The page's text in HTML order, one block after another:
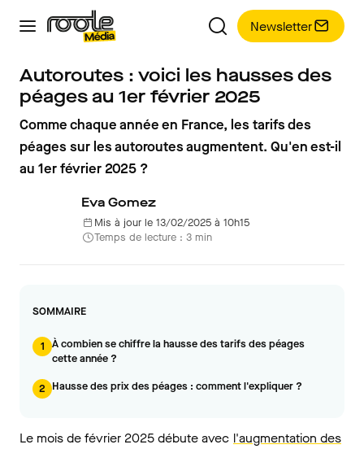
Newsletter
Autoroutes : voici les hausses des
péages au 1er février 2025
Comme chaque année en France, les tarifs des
péages sur les autoroutes augmentent. Qu'en est-il
au 1er février 2025 ?
Eva Gomez
Mis à jour le 13/02/2025 à 10h15
Temps de lecture : 3 min
SOMMAIRE
1 À combien se chiffre la hausse des tarifs des péages
cette année ?
2 Hausse des prix des péages : comment l'expliquer ?
Le mois de février 2025 débute avec l'augmentation des